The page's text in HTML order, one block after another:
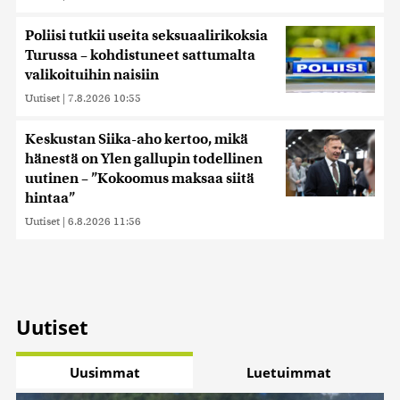
Poliisi tutkii useita seksuaalirikoksia
Turussa – kohdistuneet sattumalta
valikoituihin naisiin
Uutiset | 7.8.2026 10:55
Keskustan Siika-aho kertoo, mikä
hänestä on Ylen gallupin todellinen
uutinen – ”Kokoomus maksaa siitä
hintaa”
Uutiset | 6.8.2026 11:56
Uutiset
Uusimmat Luetuimmat